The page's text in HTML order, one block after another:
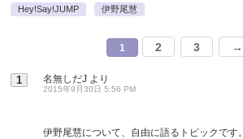
Hey!Say!JUMP 伊野尾慧
1 2 3 →
1 名無しだJ より
2015年9月30日 5:56 PM
伊野尾慧について、自由に語るトピックです。